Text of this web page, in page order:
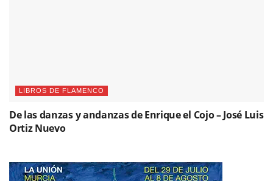
LIBROS DE FLAMENCO
De las danzas y andanzas de Enrique el Cojo – José Luis
Ortiz Nuevo